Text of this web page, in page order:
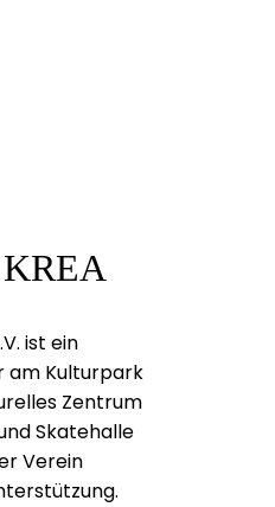
KREA
ist ein
am Kulturpark
Zentrum
Skatehalle
Verein